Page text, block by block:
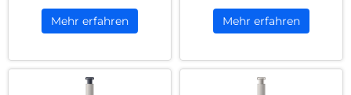
Mehr erfahren Mehr erfahren